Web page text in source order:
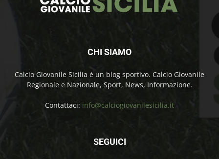
CHI SIAMO
Calcio Giovanile Sicilia è un blog sportivo. Calcio Giovanile
Regionale e Nazionale, Sport, News, Informazione.
Contattaci: info@calciogiovanilesicilia.it
SEGUICI